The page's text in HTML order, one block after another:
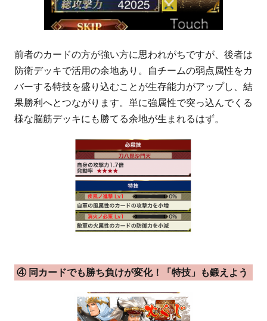
前者のカードの方が強い方に思われがちですが、後者は
防衛デッキで活用の余地あり。自チームの弱点属性をカ
バーする特技を盛り込むことが生存能力がアップし、結
果勝利へとつながります。単に強属性で突っ込んでくる
様な脳筋デッキにも勝てる余地が生まれるはず。
④ 同カードでも勝ち負けが変化！「特技」も鍛えよう